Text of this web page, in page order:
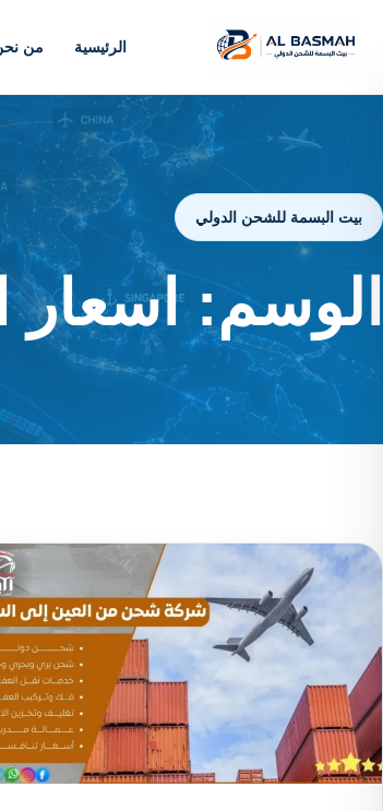
الرئيسية من
بيت البسمة للشحن الدولي
الوسم:اسعار